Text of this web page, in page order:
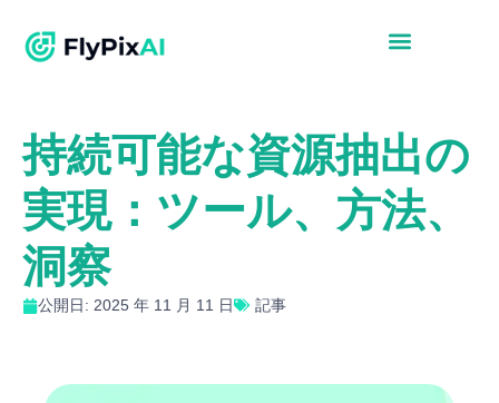
持続可能な資源抽出の
実現：ツール、方法、
洞察
公開日: 2025 年 11 月 11 日 記事